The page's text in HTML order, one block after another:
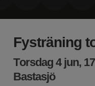
Fysträning
Torsdag 4 jun,
Bastasjö